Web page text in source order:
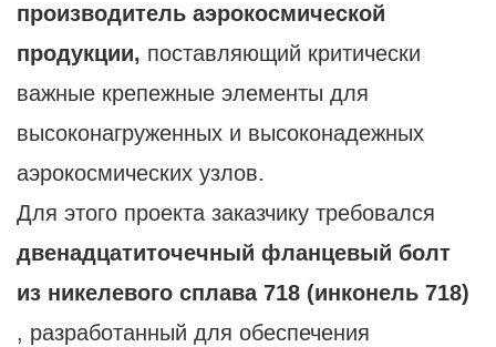
производитель аэрокосмической
продукции, поставляющий критически
важные крепежные элементы для
высоконагруженных и высоконадежных
аэрокосмических узлов.
Для этого проекта заказчику требовался
двенадцатиточечный фланцевый болт
из никелевого сплава 718 (инконель 718)
, разработанный для обеспечения